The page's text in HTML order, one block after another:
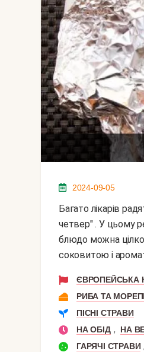
2024-09-05
Багато лікарів радять їсти хоча б раз на тиждень рибу, за радянських часів цим днем ​​був "рибний
четвер" . У цьому
блюдо можна
соковитою і
ЄВРОПЕЙСЬКА
РИБА ТА
ПІСНІ СТРАВИ
НА ОБІД ,
НА
ГАРЯЧІ СТРАВИ ,